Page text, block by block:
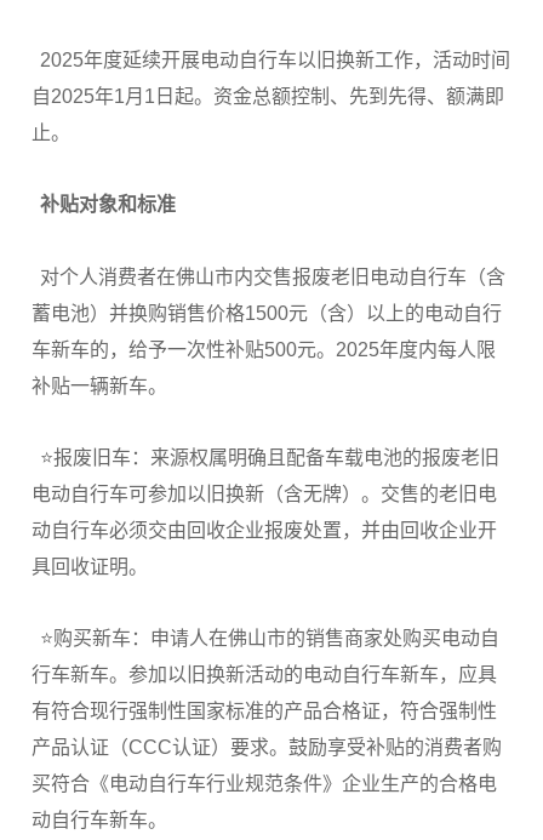
2025年度延续开展电动自行车以旧换新工作，活动时间
自2025年1月1日起。资金总额控制、先到先得、额满即
止。
补贴对象和标准
对个人消费者在佛山市内交售报废老旧电动自行车（含
蓄电池）并换购销售价格1500元（含）以上的电动自行
车新车的，给予一次性补贴500元。2025年度内每人限
补贴一辆新车。
⭐报废旧车：来源权属明确且配备车载电池的报废老旧
电动自行车可参加以旧换新（含无牌）。交售的老旧电
动自行车必须交由回收企业报废处置，并由回收企业开
具回收证明。
⭐购买新车：申请人在佛山市的销售商家处购买电动自
行车新车。参加以旧换新活动的电动自行车新车，应具
有符合现行强制性国家标准的产品合格证，符合强制性
产品认证（CCC认证）要求。鼓励享受补贴的消费者购
买符合《电动自行车行业规范条件》企业生产的合格电
动自行车新车。